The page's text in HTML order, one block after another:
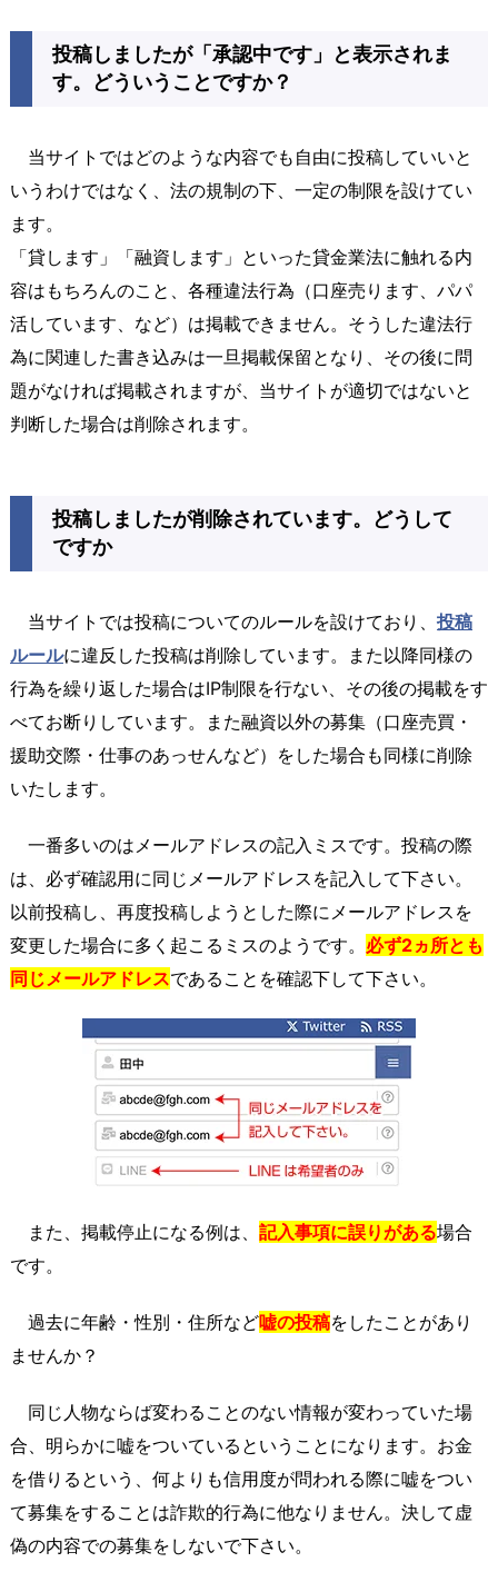
投稿しましたが「承認中です」と表示されま
す。どういうことですか？
当サイトではどのような内容でも自由に投稿していいと
いうわけではなく、法の規制の下、一定の制限を設けてい
ます。
「貸します」「融資します」といった貸金業法に触れる内
容はもちろんのこと、各種違法行為（口座売ります、パパ
活しています、など）は掲載できません。そうした違法行
為に関連した書き込みは一旦掲載保留となり、その後に問
題がなければ掲載されますが、当サイトが適切ではないと
判断した場合は削除されます。
投稿しましたが削除されています。どうして
ですか
当サイトでは投稿についてのルールを設けており、 投稿
ルールに違反した投稿は削除しています。また以降同様の
行為を繰り返した場合はIP制限を行ない、その後の掲載をす
べてお断りしています。また融資以外の募集（口座売買・
援助交際・仕事のあっせんなど）をした場合も同様に削除
いたします。
一番多いのはメールアドレスの記入ミスです。投稿の際
は、必ず確認用に同じメールアドレスを記入して下さい。
以前投稿し、再度投稿しようとした際にメールアドレスを
変更した場合に多く起こるミスのようです。 必ず2ヵ所とも
同じメールアドレスであることを確認下して下さい。
また、掲載停止になる例は、 記入事項に誤りがある場合
です。
過去に年齢・性別・住所など嘘の投稿をしたことがあり
ませんか？
同じ人物ならば変わることのない情報が変わっていた場
合、明らかに嘘をついているということになります。お金
を借りるという、何よりも信用度が問われる際に嘘をつい
て募集をすることは詐欺的行為に他なりません。決して虚
偽の内容での募集をしないで下さい。